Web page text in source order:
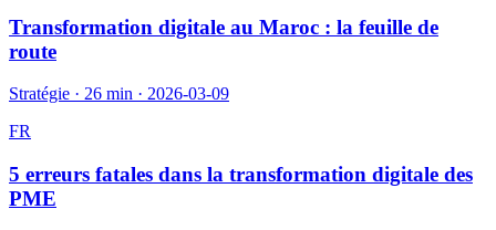
Transformation digitale au Maroc : la feuille de
route
Stratégie · 26 min · 2026-03-09
FR
5 erreurs fatales dans la transformation digitale des
PME